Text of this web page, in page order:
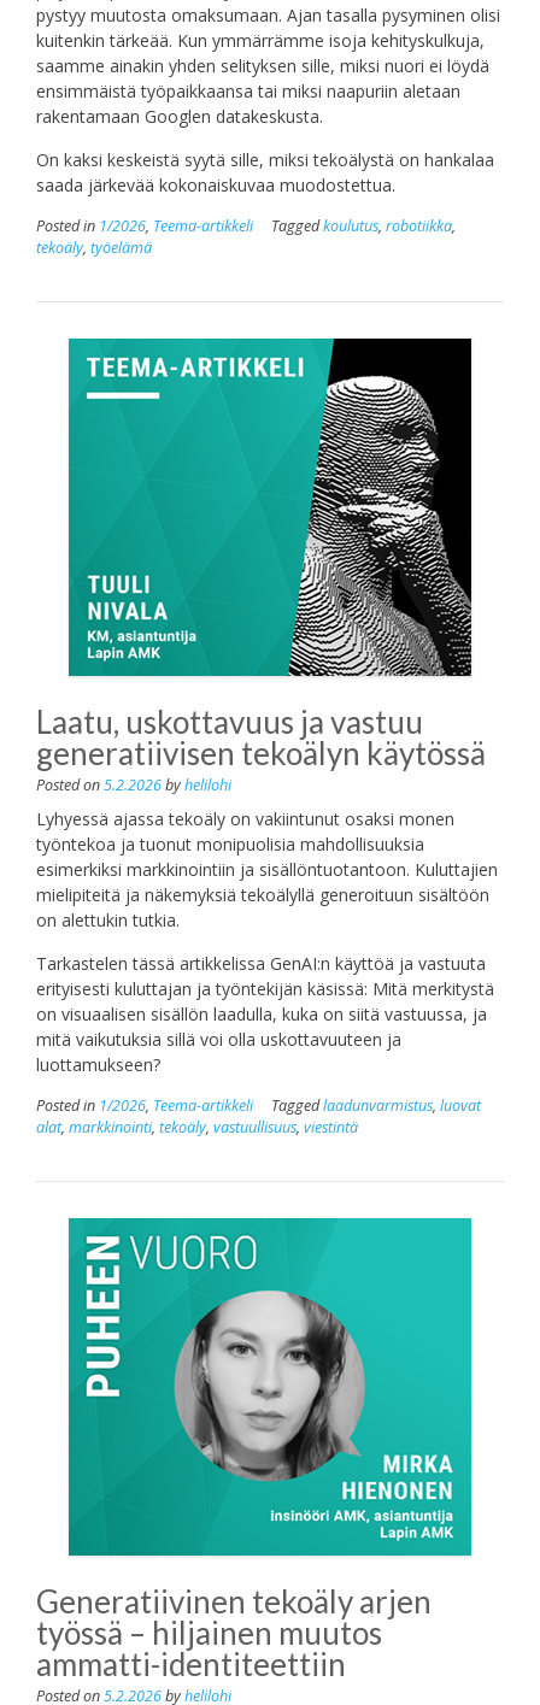
pystyy muutosta omaksumaan. Ajan tasalla pysyminen olisi
kuitenkin tärkeää. Kun ymmärrämme isoja kehityskulkuja,
saamme ainakin yhden selityksen sille, miksi nuori ei löydä
ensimmäistä työpaikkaansa tai miksi naapuriin aletaan
rakentamaan Googlen datakeskusta.
On kaksi keskeistä syytä sille, miksi tekoälystä on hankalaa
saada järkevää kokonaiskuvaa muodostettua.
Posted in 1/2026, Teema-artikkeli Taggedkoulutus, robotiikka,
tekoäly, työelämä
Laatu, uskottavuus ja vastuu
generatiivisen tekoälyn käytössä
Posted on5.2.2026byhelilohi
Lyhyessä ajassa tekoäly on vakiintunut osaksi monen
työntekoa ja tuonut monipuolisia mahdollisuuksia
esimerkiksi markkinointiin ja sisällöntuotantoon. Kuluttajien
mielipiteitä ja näkemyksiä tekoälyllä generoituun sisältöön
on alettukin tutkia.
Tarkastelen tässä artikkelissa GenAI:n käyttöä ja vastuuta
erityisesti kuluttajan ja työntekijän käsissä: Mitä merkitystä
on visuaalisen sisällön laadulla, kuka on siitä vastuussa, ja
mitä vaikutuksia sillä voi olla uskottavuuteen ja
luottamukseen?
Posted in 1/2026, Teema-artikkeli Taggedlaadunvarmistus, luovat
alat, markkinointi, tekoäly, vastuullisuus, viestintä
Generatiivinen tekoäly arjen
työssä – hiljainen muutos
ammatti-identiteettiin
Posted on5.2.2026byhelilohi